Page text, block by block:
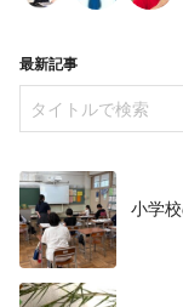
最新記事
小学